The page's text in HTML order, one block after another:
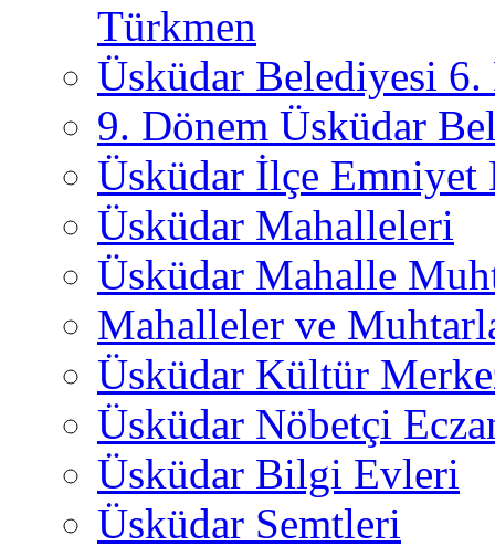
Türkmen
Üsküdar Belediyesi 6.
9. Dönem Üsküdar
Üsküdar İlçe
Üsküdar Mahalleleri
Üsküdar Mahalle
Mahalleler ve
Üsküdar Kültür
Üsküdar Nöbetçi
Üsküdar Bilgi Evleri
Üsküdar Semtleri